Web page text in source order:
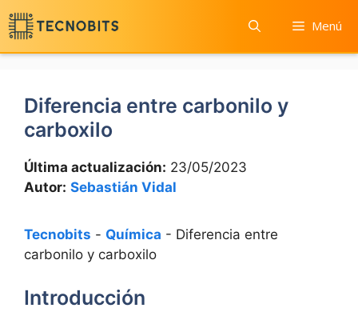
Saltar
al
contenido
Menú
Diferencia entre carbonilo y
carboxilo
Última actualización: 23/05/2023
Autor: Sebastián Vidal
Tecnobits - Química - Diferencia entre
carbonilo y carboxilo
Introducción